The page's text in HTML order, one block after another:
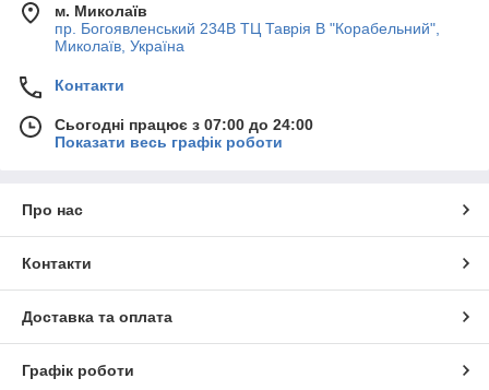
м. Миколаїв
пр. Богоявленський 234В ТЦ Таврія В "Корабельний",
Миколаїв, Україна
Контакти
Сьогодні працює з 07:00 до 24:00
Показати весь графік роботи
Про нас
Контакти
Доставка та оплата
Графік роботи